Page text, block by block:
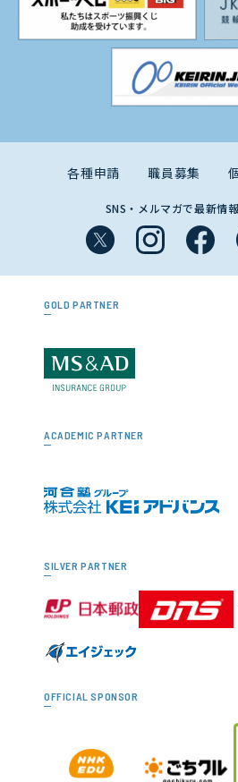
各種申請 職員募集
SNS・メルマガで最新情
GOLD PARTNER
ACADEMIC PARTNER
SILVER PARTNER
OFFICIAL SPONSOR